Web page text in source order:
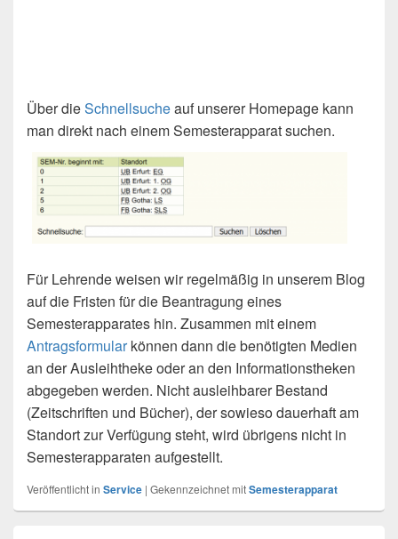
Über dieSchnellsucheauf unserer Homepage kann
man direkt nach einem Semesterapparat suchen.
Für Lehrende weisen wir regelmäßig in unserem Blog
auf die Fristen für die Beantragung eines
Semesterapparates hin. Zusammen mit einem
Antragsformularkönnen dann die benötigten Medien
an der Ausleihtheke oder an den Informationstheken
abgegeben werden. Nicht ausleihbarer Bestand
(Zeitschriften und Bücher), der sowieso dauerhaft am
Standort zur Verfügung steht, wird übrigens nicht in
Semesterapparaten aufgestellt.
Veröffentlicht in Service | Gekennzeichnet mitSemesterapparat